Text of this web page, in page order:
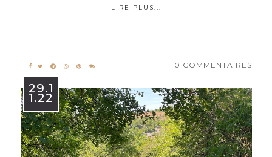
LIRE PLUS...
0 COMMENTAIRES
29.1
1.22